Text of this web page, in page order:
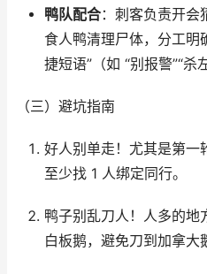
鸭队配合：刺客负责开会
食人鸭清理尸体，分工明
捷短语”（如 “别报警”“杀
（三）避坑指南​
好人别单走！尤其是第一
至少找 1 人绑定同行。​
鸭子别乱刀人！人多的地
白板鹅，避免刀到加拿大